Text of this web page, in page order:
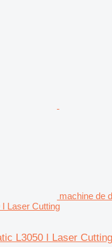
machine de
Laser Cutting
L3050 I Laser Cutting